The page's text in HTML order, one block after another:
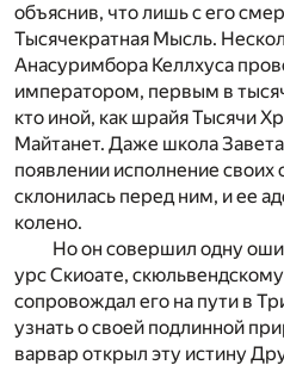
объяснив, что лишь с его
Тысячекратная Мысль.
Анасуримбора Келлхуса
императором, первым в
кто иной, как шрайя Тысячи
Майтанет. Даже школа
появлении исполнение
склонилась перед ним, и ее
колено.
Но он совершил одну
урс Скиоате,
сопровождал его на пути в
узнать о своей подлинной
варвар открыл эту истину